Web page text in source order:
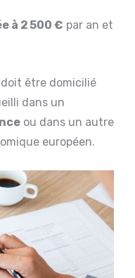
à 2 500 € par an et
être domicilié
dans un
ou dans un autre
européen.